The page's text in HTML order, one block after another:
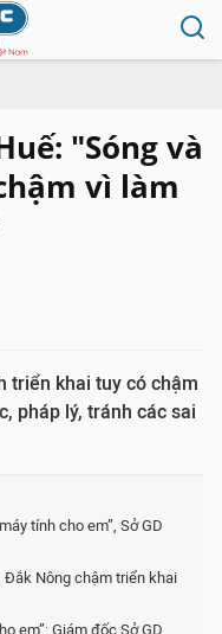
"Sóng và
vì làm
triển khai tuy có chậm
pháp lý, tránh các sai
tính cho em”, Sở GD
Đắk Nông chậm triển khai
em”: Giám đốc Sở GD